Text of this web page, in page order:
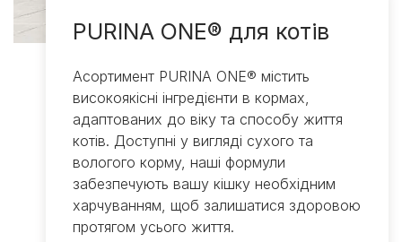
PURINA ONE® для котів
​Асортимент PURINA ONE® містить
високоякісні інгредієнти в кормах,
адаптованих до віку та способу життя
котів. Доступні у вигляді сухого та
вологого корму, наші формули
забезпечують вашу кішку необхідним
харчуванням, щоб залишатися здоровою
протягом усього життя.​